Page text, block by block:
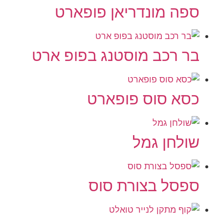
ספה מונדריאן פופארט
בר רכב מוסטנג בפופ ארט
כסא סוס פופארט
שולחן גמל
ספסל בצורת סוס